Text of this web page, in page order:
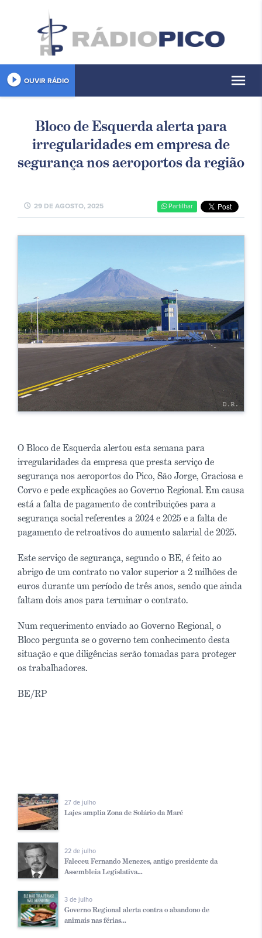
play_circle_filled OUVIR RÁDIO menu
Bloco de Esquerda alerta para
irregularidades em empresa de
segurança nos aeroportos da região
schedule 29 DE AGOSTO, 2025 Partilhar
O Bloco de Esquerda alertou esta semana para
irregularidades da empresa que presta serviço de
segurança nos aeroportos do Pico, São Jorge, Graciosa e
Corvo e pede explicações ao Governo Regional. Em causa
está a falta de pagamento de contribuições para a
segurança social referentes a 2024 e 2025 e a falta de
pagamento de retroativos do aumento salarial de 2025.
Este serviço de segurança, segundo o BE, é feito ao
abrigo de um contrato no valor superior a 2 milhões de
euros durante um período de três anos, sendo que ainda
faltam dois anos para terminar o contrato.
Num requerimento enviado ao Governo Regional, o
Bloco pergunta se o governo tem conhecimento desta
situação e que diligências serão tomadas para proteger
os trabalhadores.
BE/RP
27 de julho
Lajes amplia Zona de Solário da Maré
22 de julho
Faleceu Fernando Menezes, antigo presidente da
Assembleia Legislativa...
3 de julho
Governo Regional alerta contra o abandono de
animais nas férias...